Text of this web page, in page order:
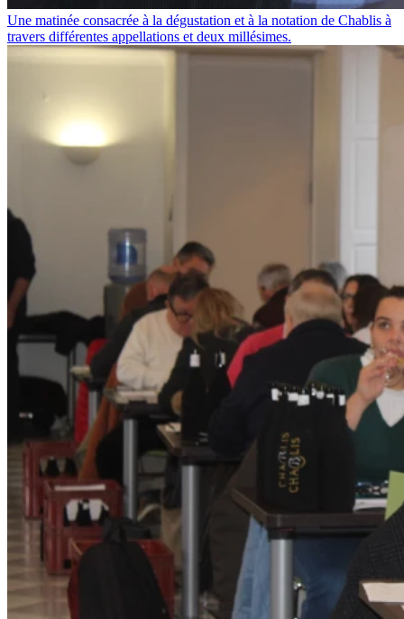
Une matinée consacrée à la dégustation et à la notation de Chablis à
travers différentes appellations et deux millésimes.